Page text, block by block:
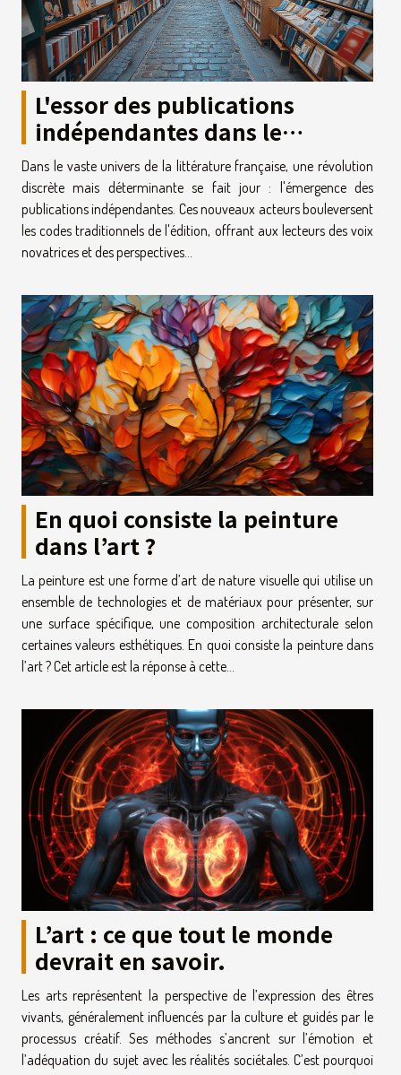
L'essor des publications
indépendantes dans le
paysage littéraire français
Dans le vaste univers de la littérature française, une révolution
discrète mais déterminante se fait jour : l'émergence des
publications indépendantes. Ces nouveaux acteurs bouleversent
les codes traditionnels de l'édition, offrant aux lecteurs des voix
novatrices et des perspectives...
En quoi consiste la peinture
dans l’art ?
La peinture est une forme d’art de nature visuelle qui utilise un
ensemble de technologies et de matériaux pour présenter, sur
une surface spécifique, une composition architecturale selon
certaines valeurs esthétiques. En quoi consiste la peinture dans
l’art ? Cet article est la réponse à cette...
L’art : ce que tout le monde
devrait en savoir.
Les arts représentent la perspective de l’expression des êtres
vivants, généralement influencés par la culture et guidés par le
processus créatif. Ses méthodes s’ancrent sur l’émotion et
l’adéquation du sujet avec les réalités sociétales. C’est pourquoi